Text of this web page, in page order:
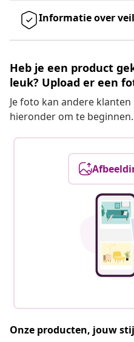
Informatie over
Heb je een product
leuk? Upload er een
Je foto kan andere
hieronder om te beginnen.
Onze producten, jouw